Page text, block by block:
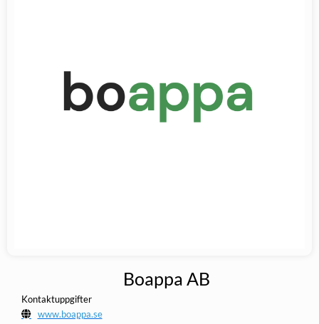
Boappa AB
Kontaktuppgifter
www.boappa.se